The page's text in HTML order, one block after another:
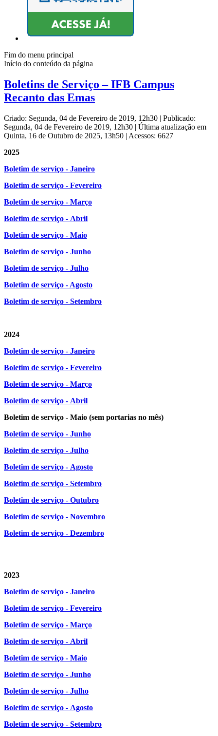
Fim do menu principal
Início do conteúdo da página
Boletins de Serviço – IFB Campus
Recanto das Emas
Criado: Segunda, 04 de Fevereiro de 2019, 12h30 | Publicado:
Segunda, 04 de Fevereiro de 2019, 12h30 | Última atualização em
Quinta, 16 de Outubro de 2025, 13h50 | Acessos: 6627
2025
Boletim de serviço - Janeiro
Boletim de serviço - Fevereiro
Boletim de serviço - Março
Boletim de serviço - Abril
Boletim de serviço - Maio
Boletim de serviço - Junho
Boletim de serviço - Julho
Boletim de serviço - Agosto
Boletim de serviço - Setembro
2024
Boletim de serviço - Janeiro
Boletim de serviço - Fevereiro
Boletim de serviço - Março
Boletim de serviço - Abril
Boletim de serviço - Maio (sem portarias no mês)
Boletim de serviço - Junho
Boletim de serviço - Julho
Boletim de serviço - Agosto
Boletim de serviço - Setembro
Boletim de serviço - Outubro
Boletim de serviço - Novembro
Boletim de serviço - Dezembro
2023
Boletim de serviço - Janeiro
Boletim de serviço - Fevereiro
Boletim de serviço - Março
Boletim de serviço - Abril
Boletim de serviço - Maio
Boletim de serviço - Junho
Boletim de serviço - Julho
Boletim de serviço - Agosto
Boletim de serviço - Setembro